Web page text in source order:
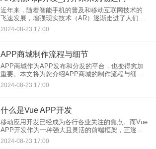
近年来，随着智能手机的普及和移动互联网技术的
飞速发展，增强现实技术（AR）逐渐走进了人们的
视野。AR技术能够将虚拟信息叠加到现实世界中，
为用户带来更加丰富、直观的交互体验。在电商领
2024-08-23 17:00
APP商城制作流程与细节
APP商城作为APP发布和分发的平台，也变得愈加
重要。本文将为您介绍APP商城的制作流程与细
节，帮助您了解如何打造一个吸引人且功能完善的
2024-08-23 17:00
什么是Vue APP开发
移动应用开发已经成为各行各业关注的焦点。而Vue
APP开发作为一种强大且灵活的前端框架，正逐渐
成为开发者们的首选。那么，你也许会好奇，究竟
2024-08-23 17:00